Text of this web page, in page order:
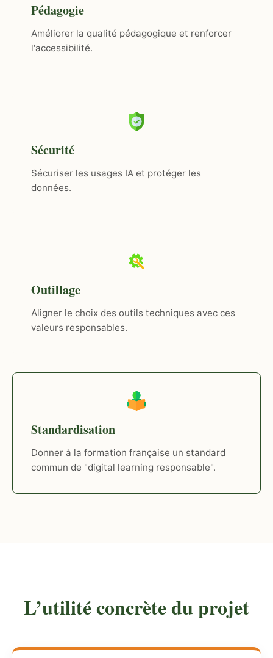
Pédagogie
Améliorer la qualité pédagogique et renforcer
l'accessibilité.
Sécurité
Sécuriser les usages IA et protéger les
données.
Outillage
Aligner le choix des outils techniques avec ces
valeurs responsables.
Standardisation
Donner à la formation française un standard
commun de "digital learning responsable".
L’utilité concrète du projet